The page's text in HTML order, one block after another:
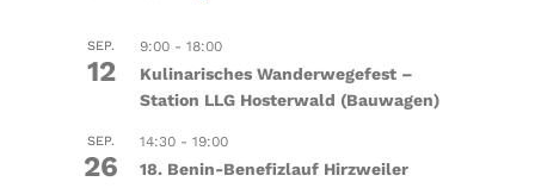
SEP.
12
9:00- 18:00
Kulinarisches Wanderwegefest –
Station LLG Hosterwald (Bauwagen)
SEP.
26
14:30- 19:00
18. Benin-Benefizlauf Hirzweiler